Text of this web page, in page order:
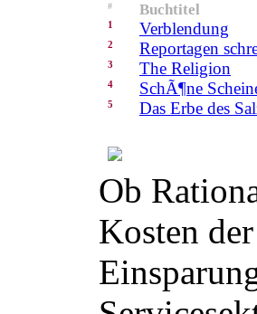
# Buchtitel
1 Verblendung
2 Reportagen
3 The Religion
4 SchÃ¶ne
5 Das Erbe des
Ob
Kosten